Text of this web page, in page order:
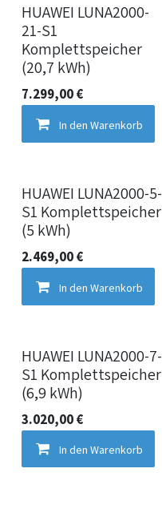
HUAWEI LUNA2000-
21-S1
Komplettspeicher
(20,7 kWh)
7.299,00€
In den Warenkorb
HUAWEI LUNA2000-5-
S1 Komplettspeicher
(5 kWh)
2.469,00€
In den Warenkorb
HUAWEI LUNA2000-7-
S1 Komplettspeicher
(6,9 kWh)
3.020,00€
In den Warenkorb